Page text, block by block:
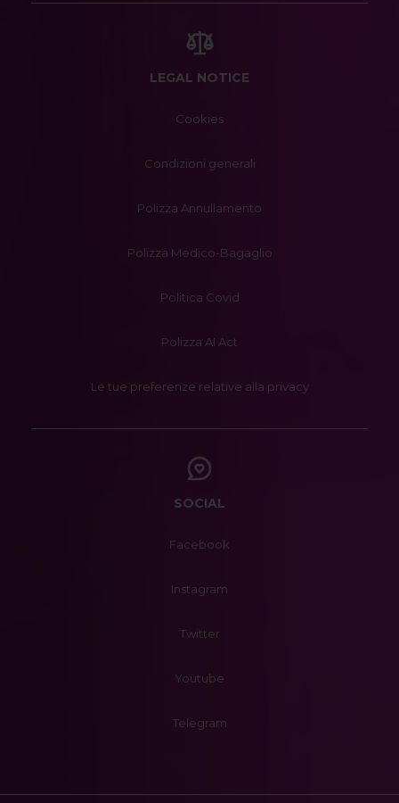
LEGAL NOTICE
Cookies
Condizioni generali
Polizza Annullamento
Polizza Medico-Bagaglio
Politica Covid
Polizza AI Act
Le tue preferenze relative alla privacy
SOCIAL
Facebook
Instagram
Twitter
Youtube
Telegram